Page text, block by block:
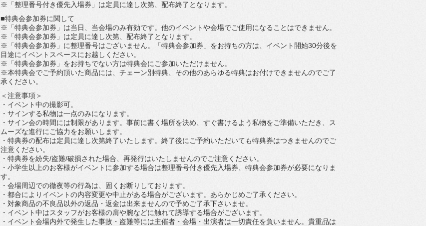
※「整理番号付き優先入場券」は定員に達し次第、 配布終了となります。
■特典会参加券に関して
※「特典会参加券」は当日、当会場のみ有効です。 他のイベントや会場でご使用になることはできません。
※「特典会参加券」は定員に達し次第、配布終了となります。
※「特典会参加券」に整理番号はございません。「特典会参加券」 をお持ちの方は、 イベント開始30分後を
目途にイベントスペースにお越しください。
※「特典会参加券」 をお持ちでない方は特典会にご参加いただけません。
※本特典会でご予約頂いた商品には、チェーン別特典、 その他のあらゆる特典はお付けできませんのでご了
承ください。
＜注意事項＞
・イベント中の撮影可。
・サインする私物は一点のみになります。
・サイン会の時間には制限があります。事前に書く場所を決め、 すぐ書けるよう私物をご準備いただき、
ス
ムーズな進行にご協力をお願いします。
・特典券の配布は定員に達し次第終了いたします。 終了後にご予約いただいても特典券はつきませんのでご
注意くださ い。
・特典券を紛失/盗難/破損された場合、 再発行はいたしませんのでご注意ください。
・ 小学生以上のお客様がイベントに参加する場合は整理番号付き優先入場券、特典会参加券が必要になりま
す。
・会場周辺での徹夜等の行為は、固くお断りしております。
・都合によりイベントの内容変更や中止がある場合がございます。 あらかじめご了承ください。
・対象商品の不良品以外の返品・ 返金は出来ませんので予めご了承下さいませ。
・ イベント中はスタッフがお客様の肩や腕などに触れて誘導する場合がございます。
・イベント会場内外で発生した事故・盗難等には主催者・会場・ 出演者は一切責任を負いません。 貴重品は